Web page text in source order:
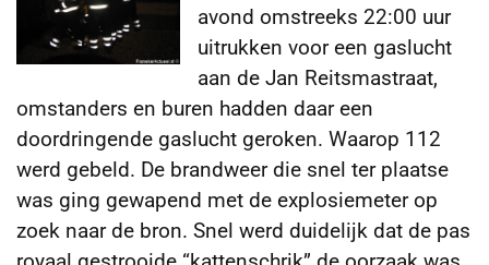
avond omstreeks 22:00 uur
uitrukken voor een gaslucht
aan de Jan Reitsmastraat,
omstanders en buren hadden daar een
doordringende gaslucht geroken. Waarop 112
werd gebeld. De brandweer die snel ter plaatse
was ging gewapend met de explosiemeter op
zoek naar de bron. Snel werd duidelijk dat de pas